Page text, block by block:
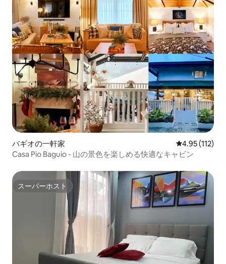
バギオの一軒家 レビュー112
4.95 (112)
Casa Pio Baguio - 山の景色を楽しめる快適なキャビン
スーパーホスト
スーパーホスト